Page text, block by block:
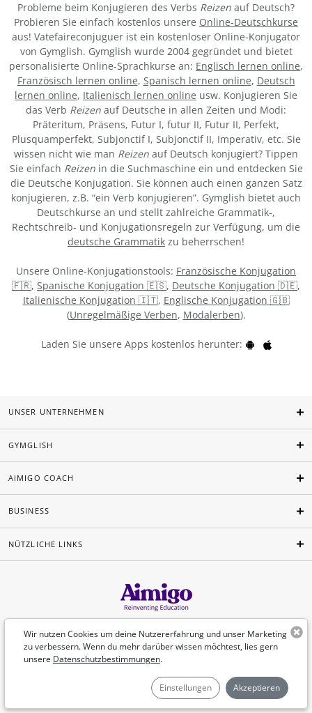
Probleme beim Konjugieren des Verbs Reizen auf Deutsch?
Probieren Sie einfach kostenlos unsere Online-Deutschkurse
aus! Vatefaireconjuguer ist ein kostenloser Online-Konjugator
von Gymglish. Gymglish wurde 2004 gegründet und bietet
personalisierte Online-Sprachkurse an: Englisch lernen online,
Französisch lernen online, Spanisch lernen online, Deutsch
lernen online, Italienisch lernen online usw. Konjugieren Sie
das Verb Reizen auf Deutsche in allen Zeiten und Modi:
Präteritum, Präsens, Futur I, futur II, Futur II, Perfekt,
Plusquamperfekt, Subjonctif I, Subjonctif II, Imperativ, etc. Sie
wissen nicht wie man Reizen auf Deutsch konjugiert? Tippen
Sie einfach Reizenin die Suchmaschine ein und entdecken Sie
die Deutsche Konjugation. Sie können auch einen ganzen Satz
konjugieren, z.B. “ein Verb konjugieren”. Gymglish bietet auch
Deutschkurse an und stellt zahlreiche Grammatik-,
Rechtschreib- und Konjugationsregeln zur Verfügung, um die
deutsche Grammatik zu beherrschen!
Unsere Online-Konjugationstools: Französische Konjugation
🇫🇷, Spanische Konjugation 🇪🇸, Deutsche Konjugation 🇩🇪,
Italienische Konjugation 🇮🇹, Englische Konjugation 🇬🇧
(Unregelmäßige Verben, Modalerben).
Laden Sie unsere Apps kostenlos herunter:
Wir nutzen Cookies um deine Nutzererfahrung und unser Marketing
zu verbessern. Wenn du mehr darüber wissen möchtest, lies gern
unsere Datenschutzbestimmungen.
Einstellungen Akzeptieren
UNSER UNTERNEHMEN
GYMGLISH
AIMIGO COACH
BUSINESS
NÜTZLICHE LINKS
Deutsch
©Aimigo 2026